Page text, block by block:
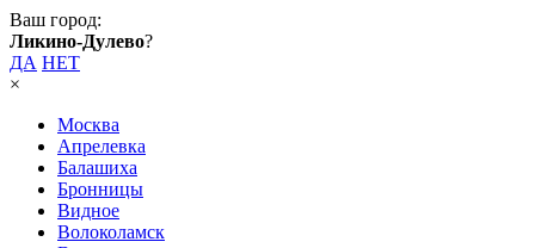
Ваш город:
Ликино-Дулево?
ДА НЕТ
×
Москва
Апрелевка
Балашиха
Бронницы
Видное
Волоколамск